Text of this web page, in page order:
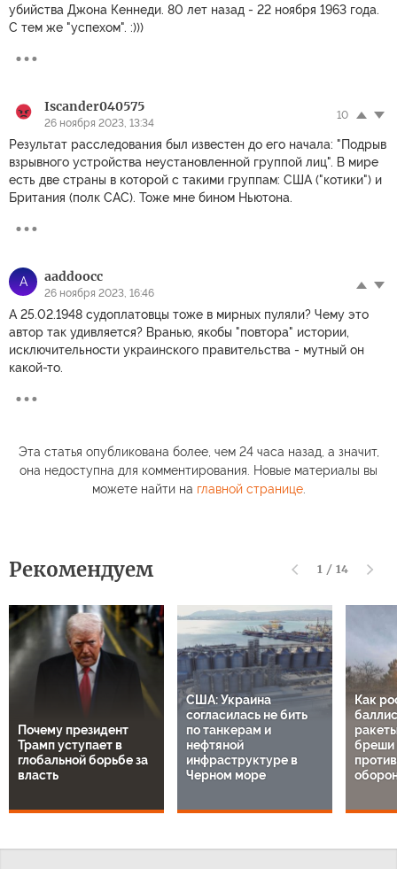
убийства Джона Кеннеди. 80 лет назад - 22 ноября 1963 года.
С тем же "успехом". :)))
Iscander040575
26 ноября 2023, 13:34
10
Результат расследования был известен до его начала: "Подрыв
взрывного устройства неустановленной группой лиц". В мире
есть две страны в которой с такими группам: США ("котики") и
Британия (полк САС). Тоже мне бином Ньютона.
A aaddoocc
26 ноября 2023, 16:46
А 25.02.1948 судоплатовцы тоже в мирных пуляли? Чему это
автор так удивляется? Вранью, якобы "повтора" истории,
исключительности украинского правительства - мутный он
какой-то.
Эта статья опубликована более, чем 24 часа назад, а значит,
она недоступна для комментирования. Новые материалы вы
можете найти на главной странице.
Рекомендуем 1 / 14
Почему президент
Трамп уступает в
глобальной борьбе за
власть
США: Украина
согласилась не бить
по танкерам и
нефтяной
инфраструктуре в
Черном море
Как
бреши